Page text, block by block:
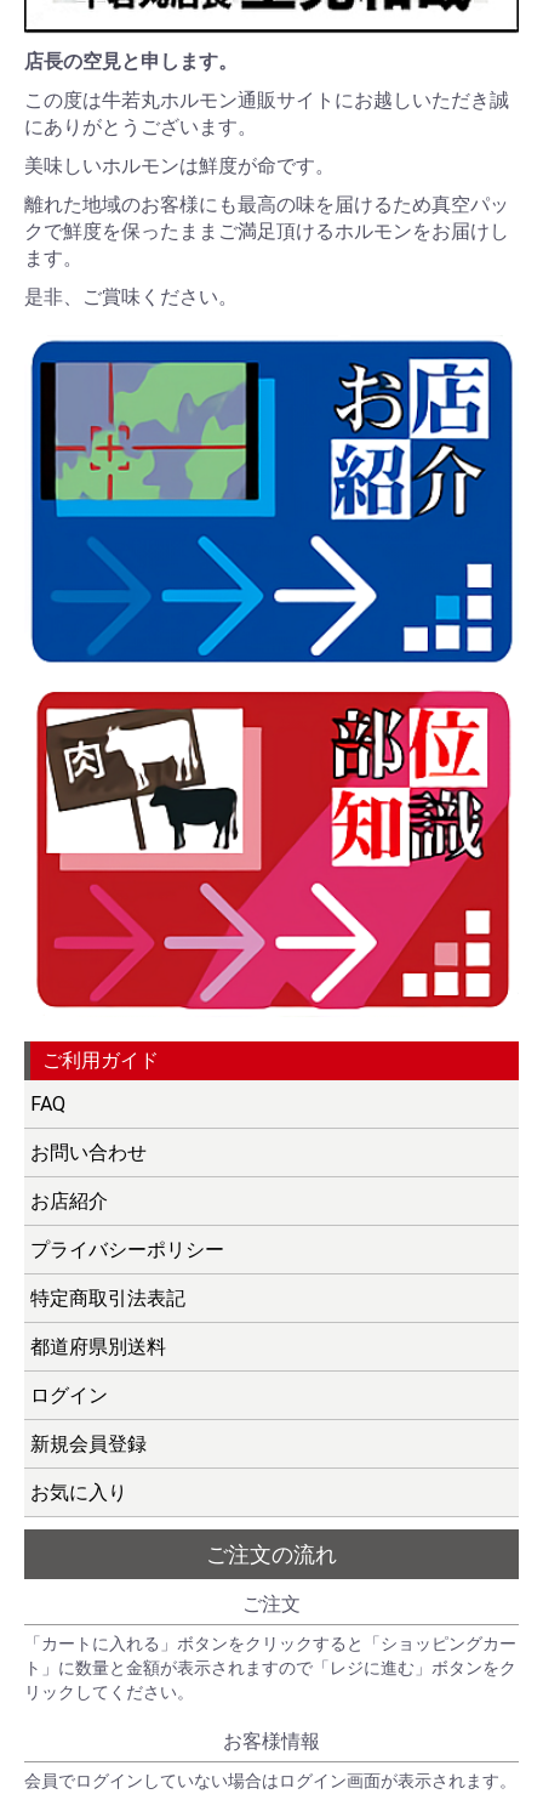
店長の空見と申します。
この度は牛若丸ホルモン通販サイトにお越しいただき誠
にありがとうございます。
美味しいホルモンは鮮度が命です。
離れた地域のお客様にも最高の味を届けるため真空パッ
クで鮮度を保ったままご満足頂けるホルモンをお届けし
ます。
是非、ご賞味ください。
ご利用ガイド
FAQ
お問い合わせ
お店紹介
プライバシーポリシー
特定商取引法表記
都道府県別送料
ログイン
新規会員登録
お気に入り
ご注文の流れ
ご注文
「カートに入れる」ボタンをクリックすると「ショッピングカー
ト」に数量と金額が表示されますので「レジに進む」ボタンをク
リックしてください。
お客様情報
会員でログインしていない場合はログイン画面が表示されます。